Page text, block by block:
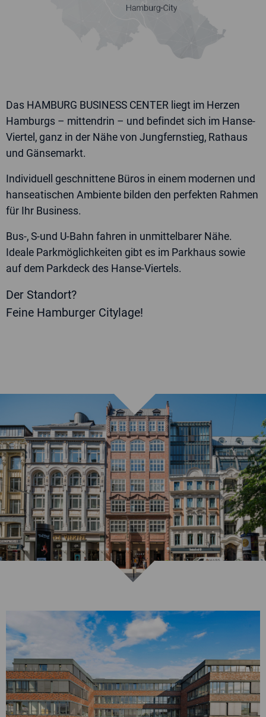
Das HAMBURG BUSINESS CENTER liegt im Herzen
Hamburgs – mittendrin – und befindet sich im Hanse-
Viertel, ganz in der Nähe von Jungfernstieg, Rathaus
und Gänsemarkt.
Individuell geschnittene Büros in einem modernen und
hanseatischen Ambiente bilden den perfekten Rahmen
für Ihr Business.
Bus-, S-und U-Bahn fahren in unmittelbarer Nähe.
Ideale Parkmöglichkeiten gibt es im Parkhaus sowie
auf dem Parkdeck des Hanse-Viertels.
Der Standort?
Feine Hamburger Citylage!